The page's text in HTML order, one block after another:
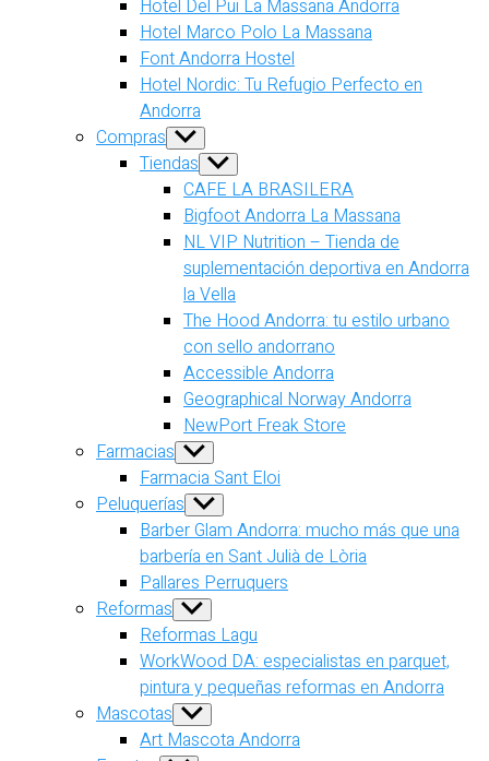
Hotel Del Pui La Massana Andorra
Hotel Marco Polo La Massana
Font Andorra Hostel
Hotel Nordic: Tu Refugio Perfecto en
Andorra
Compras Show
sub
menu
Tiendas Show
sub
menu
CAFE LA BRASILERA
Bigfoot Andorra La Massana
NL VIP Nutrition – Tienda de
suplementación deportiva en Andorra
la Vella
The Hood Andorra: tu estilo urbano
con sello andorrano
Accessible Andorra
Geographical Norway Andorra
NewPort Freak Store
Farmacias Show
sub
menu
Farmacia Sant Eloi
Peluquerías Show
sub
menu
Barber Glam Andorra: mucho más que una
barbería en Sant Julià de Lòria
Pallares Perruquers
Reformas Show
sub
menu
Reformas Lagu
WorkWood DA: especialistas en parquet,
pintura y pequeñas reformas en Andorra
Mascotas Show
sub
menu
Art Mascota Andorra